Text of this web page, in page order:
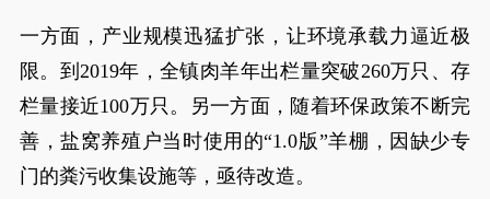
一方面，产业规模迅猛扩张，让环境承载力逼近极
限。到2019年，全镇肉羊年出栏量突破260万只、存
栏量接近100万只。另一方面，随着环保政策不断完
善，盐窝养殖户当时使用的“1.0版”羊棚，因缺少专
门的粪污收集设施等，亟待改造。